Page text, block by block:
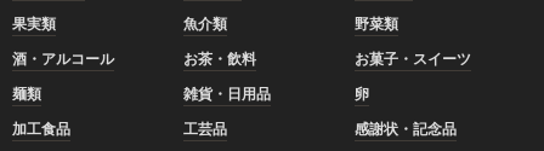
果実類
魚介類
野菜類
酒・アルコール
お茶・飲料
お菓子・スイーツ
麺類
雑貨・日用品
卵
加工食品
工芸品
感謝状・記念品